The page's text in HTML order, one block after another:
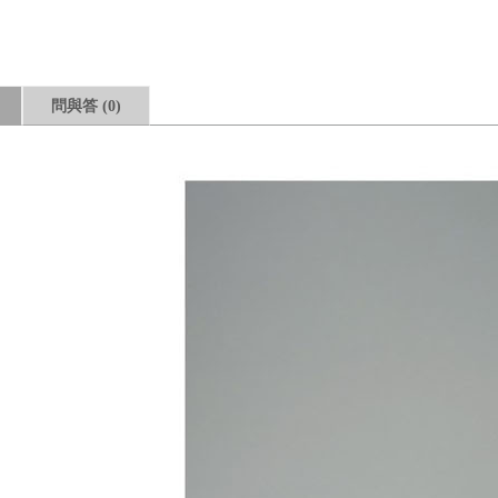
問與答 (0)